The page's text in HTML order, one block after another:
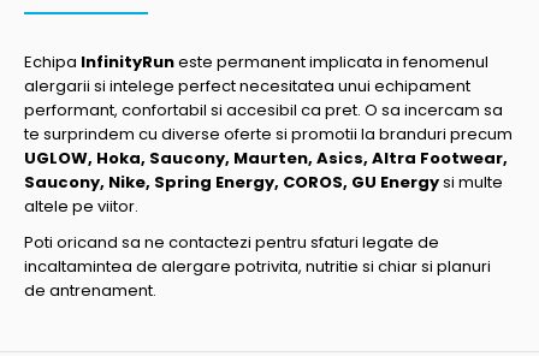
Echipa InfinityRuneste permanent implicata in fenomenul
alergarii si intelege perfect necesitatea unui echipament
performant, confortabil si accesibil ca pret. O sa incercam sa
te surprindem cu diverse oferte si promotii la branduri precum
UGLOW, Hoka, Saucony, Maurten, Asics, Altra Footwear,
Saucony, Nike, Spring Energy, COROS, GU Energysi multe
altele pe viitor.
Poti oricand sa ne contactezi pentru sfaturi legate de
incaltamintea de alergare potrivita, nutritie si chiar si planuri
de antrenament.